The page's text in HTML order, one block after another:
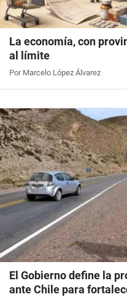
La economía, con
al límite
Por Marcelo López Álvarez
El Gobierno define la
ante Chile para